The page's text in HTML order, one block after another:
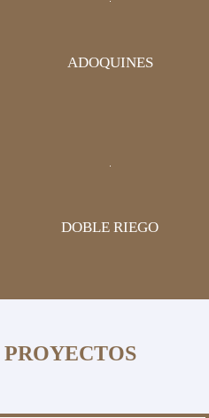
ADOQUINES
DOBLE RIEGO
PROYECTOS